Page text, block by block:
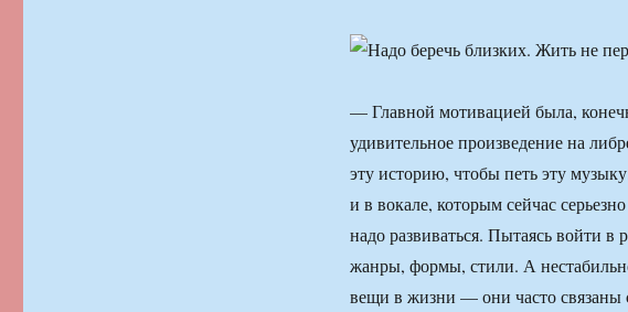
— Главной мотивацией была,
удивительное произведение на
эту историю, чтобы петь эту
и в вокале, которым сейчас
надо развиваться. Пытаясь войти
жанры, формы, стили. А
вещи в жизни — они часто связаны